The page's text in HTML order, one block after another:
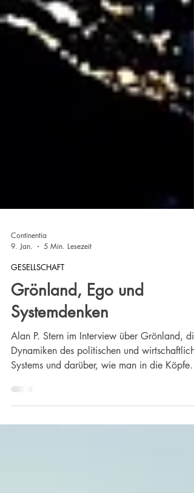
Continentia
9. Jan.
5 Min. Lesezeit
GESELLSCHAFT
Grönland, Ego und
Systemdenken
Alan P. Stern im Interview über Grönland, die
Systems und darüber, wie man in die Köpfe
der Politiker schauen kann.